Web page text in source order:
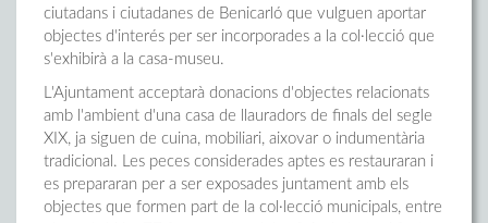
ciutadans i ciutadanes de Benicarló que vulguen aportar
objectes d'interés per ser incorporades a la col·lecció que
s'exhibirà a la casa-museu.
L'Ajuntament acceptarà donacions d'objectes relacionats
amb l'ambient d'una casa de llauradors de finals del segle
XIX, ja siguen de cuina, mobiliari, aixovar o indumentària
tradicional. Les peces considerades aptes es restauraran i
es prepararan per a ser exposades juntament amb els
objectes que formen part de la col·lecció municipals, entre